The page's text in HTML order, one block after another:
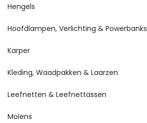
Hengels
Hoofdlampen, Verlichting & Powerbanks
Karper
Kleding, Waadpakken & Laarzen
Leefnetten & Leefnettassen
Molens